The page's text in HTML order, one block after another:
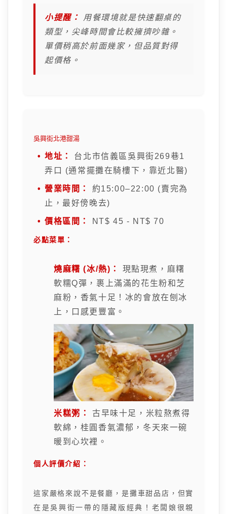
小提醒：
用餐環境就是快速翻桌的
類型，尖峰時間會比較擁擠吵雜。
單價稍高於前面幾家，但品質對得
起價格。
吳興街北港甜湯
地址：
台北市信義區吳興街269巷1
弄口 (通常擺攤在騎樓下，靠近北醫)
營業時間：
約15:00–22:00 (賣完為
止，最好傍晚去)
價格區間： NT$ 45 - NT$ 70
必點菜單：
燒麻糬 (冰/熱)：
現點現煮，麻糬
軟糯Q彈，裹上滿滿的花生粉和芝
麻粉，香氣十足！冰的會放在刨冰
上，口感更豐富。
米糕粥：
古早味十足，米粒熬煮得
軟綿，桂圓香氣濃郁，冬天來一碗
暖到心坎裡。
個人評價介紹：
這家嚴格來說不是餐廳，是攤車甜品店，但實
在是吳興街一帶的隱藏版經典！老闆娘很親